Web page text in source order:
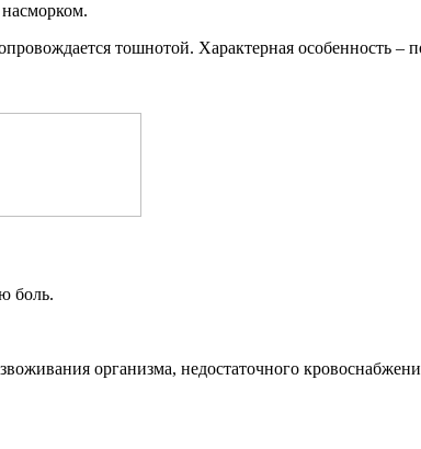
тошнотой. Характерная особенность –
боль.
организма, недостаточного